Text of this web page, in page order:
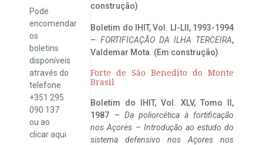
Pode
encomendar
os
boletins
disponíveis
através do
telefone
+351 295
090 137
ou ao
clicaraqui
construção)
Boletim do IHIT, Vol. LI-LII, 1993-1994
– FORTIFICAÇÃO DA ILHA TERCEIRA,
Valdemar Mota. (Em construção)
Forte de São Benedito do Monte
Brasil
Boletim do IHIT, Vol. XLV, Tomo II,
1987 – Da poliorcética à fortificação
nos Açores – Introdução ao estudo do
sistema defensivo nos Açores nos